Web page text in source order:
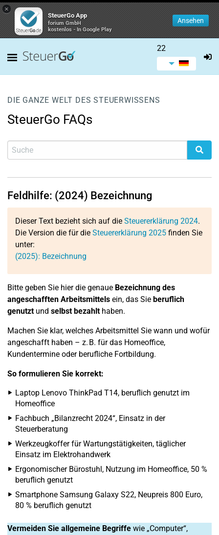
×
SteuerGo App
forium GmbH
kostenlos - In Google Play
Ansehen
22
DIE GANZE WELT DES STEUERWISSENS
SteuerGo FAQs
Feldhilfe: (2024) Bezeichnung
Dieser Text bezieht sich auf die Steuererklärung 2024.
Die Version die für die Steuererklärung 2025 finden Sie
unter:
(2025): Bezeichnung
Bitte geben Sie hier die genaue Bezeichnung des
angeschafften Arbeitsmittels ein, das Sie beruflich
genutztund selbst bezahlthaben.
Machen Sie klar, welches Arbeitsmittel Sie wann und wofür
angeschafft haben – z. B. für das Homeoffice,
Kundentermine oder berufliche Fortbildung.
So formulieren Sie korrekt:
Laptop Lenovo ThinkPad T14, beruflich genutzt im
Homeoffice
Fachbuch „Bilanzrecht 2024“, Einsatz in der
Steuerberatung
Werkzeugkoffer für Wartungstätigkeiten, täglicher
Einsatz im Elektrohandwerk
Ergonomischer Bürostuhl, Nutzung im Homeoffice, 50 %
beruflich genutzt
Smartphone Samsung Galaxy S22, Neupreis 800 Euro,
80 % beruflich genutzt
Vermeiden Sie allgemeine Begriffe wie „Computer“,